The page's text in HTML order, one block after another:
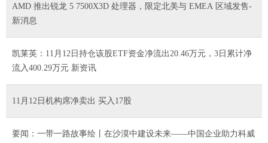
AMD 推出锐龙 5 7500X3D 处理器，限定北美与 EMEA 区域发售-
新消息
凯莱英：11月12日持仓该股ETF资金净流出20.46万元，3日累计净
流入400.29万元 新资讯
11月12日机构席净卖出 买入17股
要闻：一带一路故事绘丨在沙漠中建设未来——中国企业助力科威